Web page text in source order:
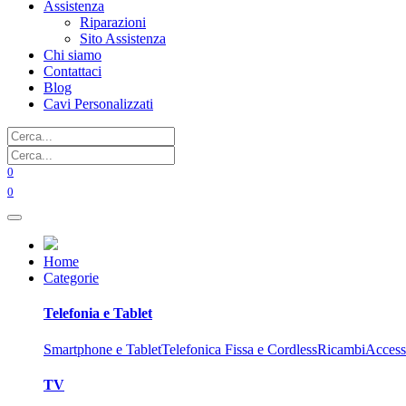
Assistenza
Riparazioni
Sito Assistenza
Chi siamo
Contattaci
Blog
Cavi Personalizzati
0
0
Home
Categorie
Telefonia e Tablet
Smartphone e TabletTelefonica Fissa e CordlessRicambi
TV